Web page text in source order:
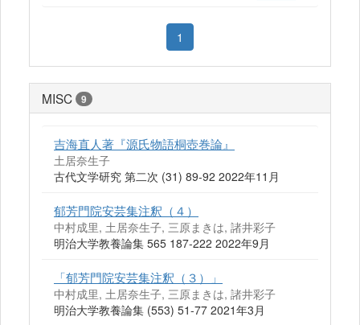
1
MISC 9
吉海直人著『源氏物語桐壺巻論』
土居奈生子
古代文学研究 第二次 (31) 89-92 2022年11月
郁芳門院安芸集注釈（４）
中村成里, 土居奈生子, 三原まきは, 諸井彩子
明治大学教養論集 565 187-222 2022年9月
「郁芳門院安芸集注釈（３）」
中村成里, 土居奈生子, 三原まきは, 諸井彩子
明治大学教養論集 (553) 51-77 2021年3月